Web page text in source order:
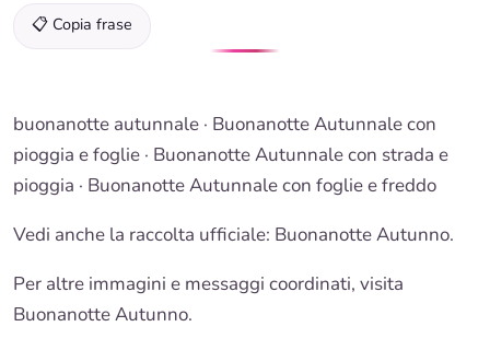
📋 Copia frase
buonanotte autunnale · Buonanotte Autunnalecon
pioggia e foglie · Buonanotte Autunnalecon strada e
pioggia · Buonanotte Autunnale con foglie e freddo
Vedi anche la raccolta ufficiale: Buonanotte Autunno.
Per altre immagini e messaggi coordinati, visita
Buonanotte Autunno.